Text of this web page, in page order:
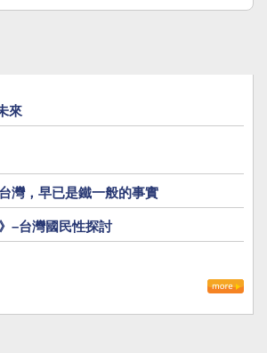
來
灣，早已是鐵一般的事實
–台灣國民性探討